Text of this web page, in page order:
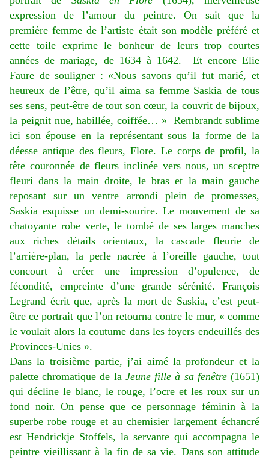
expression de l’amour du peintre. On sait que la
première femme de l’artiste était son modèle préféré et
cette toile exprime le bonheur de leurs trop courtes
années de mariage, de 1634 à 1642. Et encore Elie
Faure de souligner : «Nous savons qu’il fut marié, et
heureux de l’être, qu’il aima sa femme Saskia de tous
ses sens, peut-être de tout son cœur, la couvrit de bijoux,
la peignit nue, habillée, coiffée… » Rembrandt sublime
ici son épouse en la représentant sous la forme de la
déesse antique des fleurs, Flore. Le corps de profil, la
tête couronnée de fleurs inclinée vers nous, un sceptre
fleuri dans la main droite, le bras et la main gauche
reposant sur un ventre arrondi plein de promesses,
Saskia esquisse un demi-sourire. Le mouvement de sa
chatoyante robe verte, le tombé de ses larges manches
aux riches détails orientaux, la cascade fleurie de
l’arrière-plan, la perle nacrée à l’oreille gauche, tout
concourt à créer une impression d’opulence, de
fécondité, empreinte d’une grande sérénité. François
Legrand écrit que, après la mort de Saskia, c’est peut-
être ce portrait que l’on retourna contre le mur, « comme
le voulait alors la coutume dans les foyers endeuillés des
Provinces-Unies ».
Dans la troisième partie, j’ai aimé la profondeur et la
palette chromatique de la Jeune fille à sa fenêtre(1651)
qui décline le blanc, le rouge, l’ocre et les roux sur un
fond noir. On pense que ce personnage féminin à la
superbe robe rouge et au chemisier largement échancré
est Hendrickje Stoffels, la servante qui accompagna le
peintre vieillissant à la fin de sa vie. Dans son attitude